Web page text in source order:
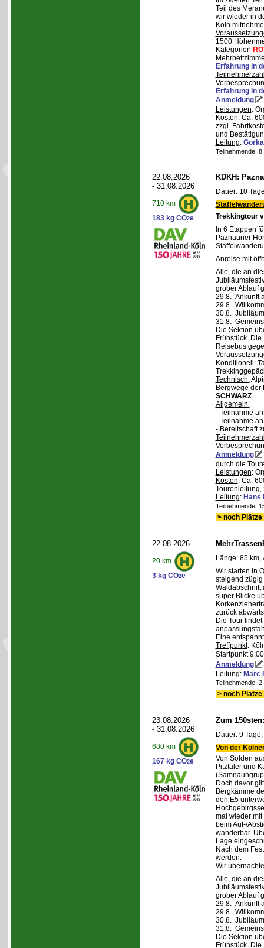
Teil des
wir wieder in
Köln
1500
Kategorien
Erfahrung in
Erfahrung in
Anmeldung
Leistungen:
Kosten: Ca.
zzgl.
und
Leitung:
Teilnehmende:
22.08.2026
- 31.08.2026
710 km
183 kg CO2e
KDKH:
Dauer: 10
Trekkingtour
In 6 Etappen
Paznauner
Anreise mit
Alle, die an
grober Ablauf
29.8. Ankunft
29.8.
30.8.
31.8.
Die Sektion
Frühstück.
Reisebus
Konditionell:
Technisch:
Bergwege
SCHWARZ
Allgemein:
- Teilnahme
- Teilnahme
- Bereitschaft
Anmeldung
durch die
Leistungen:
Kosten: Ca.
Tourenleitung,
Leitung: Hans
Teilnehmende:
> noch
22.08.2026
20 km
3 kg CO2e
Länge: 85 km,
Wir starten in
steigend
Waldabschnitt
super Blicke
zurück
Die Tour
Eine
Treffpunkt:
Startpunkt
Anmeldung
Leitung: Marc
Teilnehmende:
> noch
23.08.2026
- 31.08.2026
680 km
167 kg CO2e
Zum
Dauer: 9
Von der
Von Sölden
Pitztaler und
Doch davor
Bergkämme
den E5
mal wieder
beim Auf-/
wanderbar.
Lage
Nach dem
werden.
Wir
Alle, die an
grober Ablauf
29.8. Ankunft
29.8.
30.8.
31.8.
Die Sektion
Frühstück.